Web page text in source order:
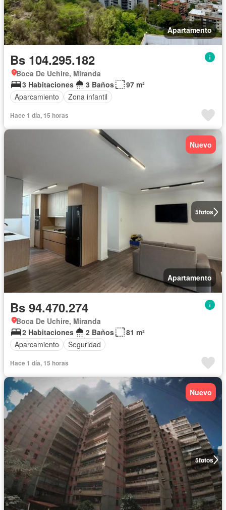
Apartamento
Bs 104.295.182
Boca De Uchire, Miranda
3 Habitaciones
3 Baños
97 m²
Aparcamiento
Zona infantil
Hace 1 día, 15 horas
5fotos
Nuevo
Apartamento
Bs 94.470.274
Boca De Uchire, Miranda
2 Habitaciones
2 Baños
81 m²
Aparcamiento
Seguridad
Hace 1 día, 15 horas
5fotos
Nuevo